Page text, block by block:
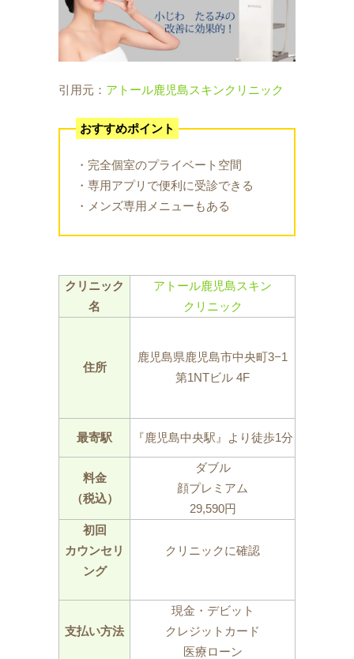
引用元： アトール鹿児島スキンクリニック
おすすめポイント
・完全個室のプライベート空間
・専用アプリで便利に受診できる
・メンズ専用メニューもある
クリニック
名
アトール鹿児島スキン
クリニック
住所
鹿児島県鹿児島市中央町3−1
第1NTビル 4F
最寄駅 『鹿児島中央駅』より徒歩1分
料金
（税込）
ダブル
顔プレミアム
29,590円
初回
カウンセリ
ング
クリニックに確認
支払い方法
現金・デビット
クレジットカード
医療ローン